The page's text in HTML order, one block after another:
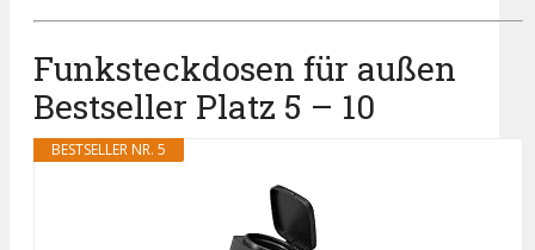
Funksteckdosen für außen
Bestseller Platz 5 – 10
BESTSELLER NR. 5